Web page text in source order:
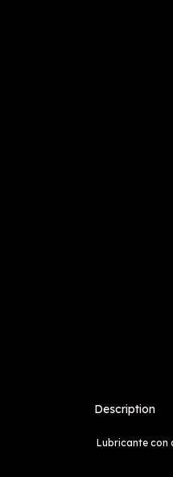
Description
Lubricante con